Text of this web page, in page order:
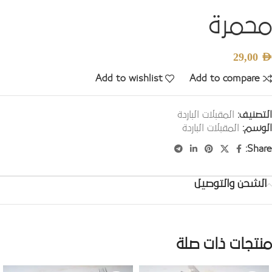
محمرة
29,00 AED
Add to compare
Add to wishlist
التصنيف:
المقبلات الباردة
الوسم:
المقبلات الباردة
Share:
الشحن والتوصيل
منتجات ذات صلة